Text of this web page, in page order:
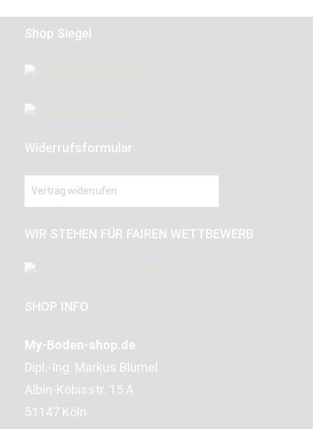
Shop Siegel
Widerrufsformular
Vertrag widerrufen
WIR STEHEN FÜR FAIREN WETTBEWERB
SHOP INFO
My-Boden-shop.de
Dipl.-Ing. Markus Blümel
Albin-Köbisstr. 15 A
51147 Köln